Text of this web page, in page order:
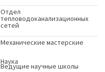
Отдел
тепловодоканализационных
сетей
Механические мастерские
Наука
Ведущие научные школы